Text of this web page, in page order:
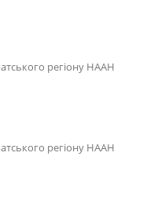
регіону НААН
регіону НААН